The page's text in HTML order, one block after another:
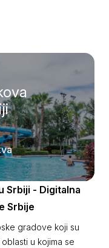
Srbiji - Digitalna
Srbije
gradove koji su
u kojima se